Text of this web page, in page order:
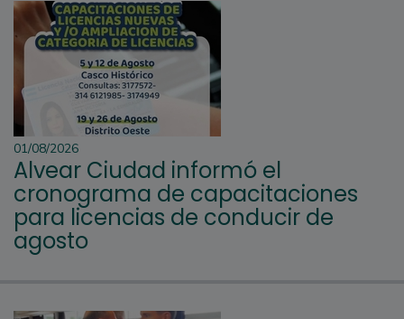
01/08/2026
Alvear Ciudad informó el
cronograma de capacitaciones
para licencias de conducir de
agosto